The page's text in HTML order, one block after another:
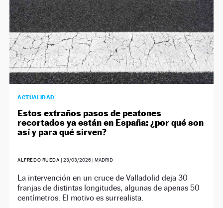
ACTUALIDAD
Estos extraños pasos de peatones
recortados ya están en España: ¿por qué son
así y para qué sirven?
ALFREDO RUEDA | 23/03/2026| MADRID
La intervención en un cruce de Valladolid deja 30
franjas de distintas longitudes, algunas de apenas 50
centímetros. El motivo es surrealista.